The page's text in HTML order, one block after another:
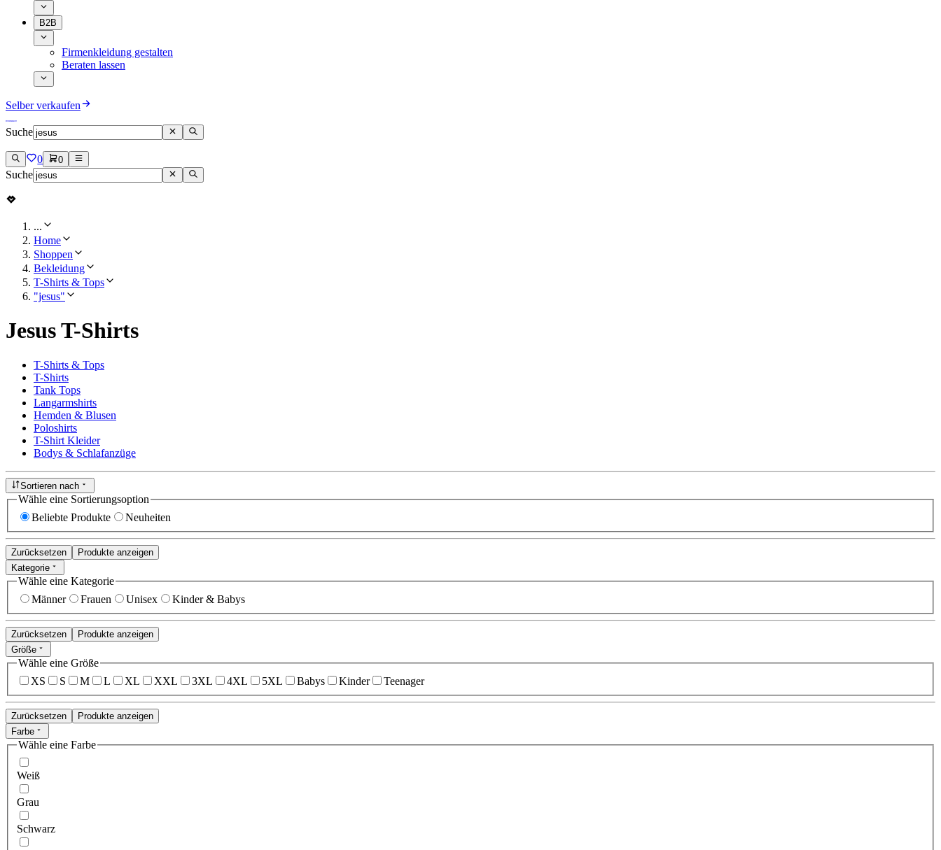
B2B
Firmenkleidung gestalten
Beraten lassen
Selber verkaufen
Suche
0 0
Suche
...
Home
Shoppen
Bekleidung
T-Shirts & Tops
"jesus"
Jesus T-Shirts
T-Shirts & Tops
T-Shirts
Tank Tops
Langarmshirts
Hemden & Blusen
Poloshirts
T-Shirt Kleider
Bodys & Schlafanzüge
Sortieren nach
Wähle eine Sortierungsoption
Beliebte Produkte
Neuheiten
Zurücksetzen
Produkte anzeigen
Kategorie
Wähle eine Kategorie
Männer
Frauen Unisex Kinder & Babys
Zurücksetzen
Produkte anzeigen
Größe
Wähle eine Größe
XS
S M L XL XXL 3XL 4XL 5XL Babys Kinder Teenager
Zurücksetzen
Produkte anzeigen
Farbe
Wähle eine Farbe
Weiß
Grau
Schwarz